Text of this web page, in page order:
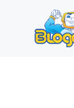
conteúdo